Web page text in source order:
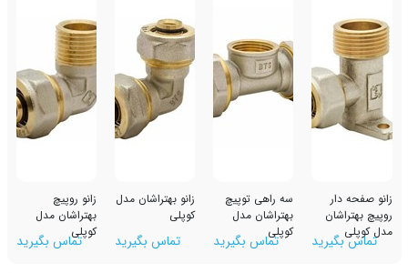
سه راهی توپیچ
بهتراشان مدل
کوپلیتماس بگیرید
زانو بهتراشان مدل
کوپلی
تماس بگیرید
زانو روپیچ
بهتراشان مدل
کوپلیتماس بگیرید